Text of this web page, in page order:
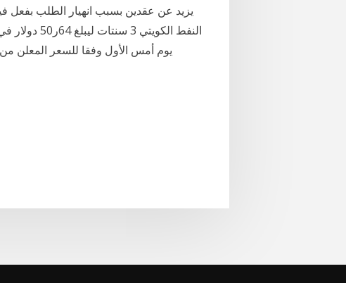
يزيد عن عقدين بسبب انهيار الطلب بفعل
یوم أمس الأول وفقا للسعر المعلن